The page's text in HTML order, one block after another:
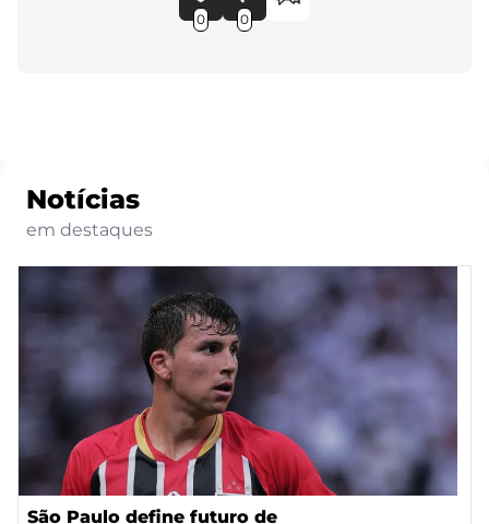
0 0
Notícias
em destaques
São Paulo define futuro de